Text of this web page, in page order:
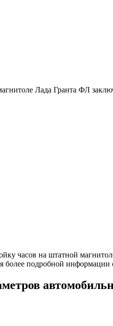
Лада Гранта ФЛ
часов на штатной
более подробной